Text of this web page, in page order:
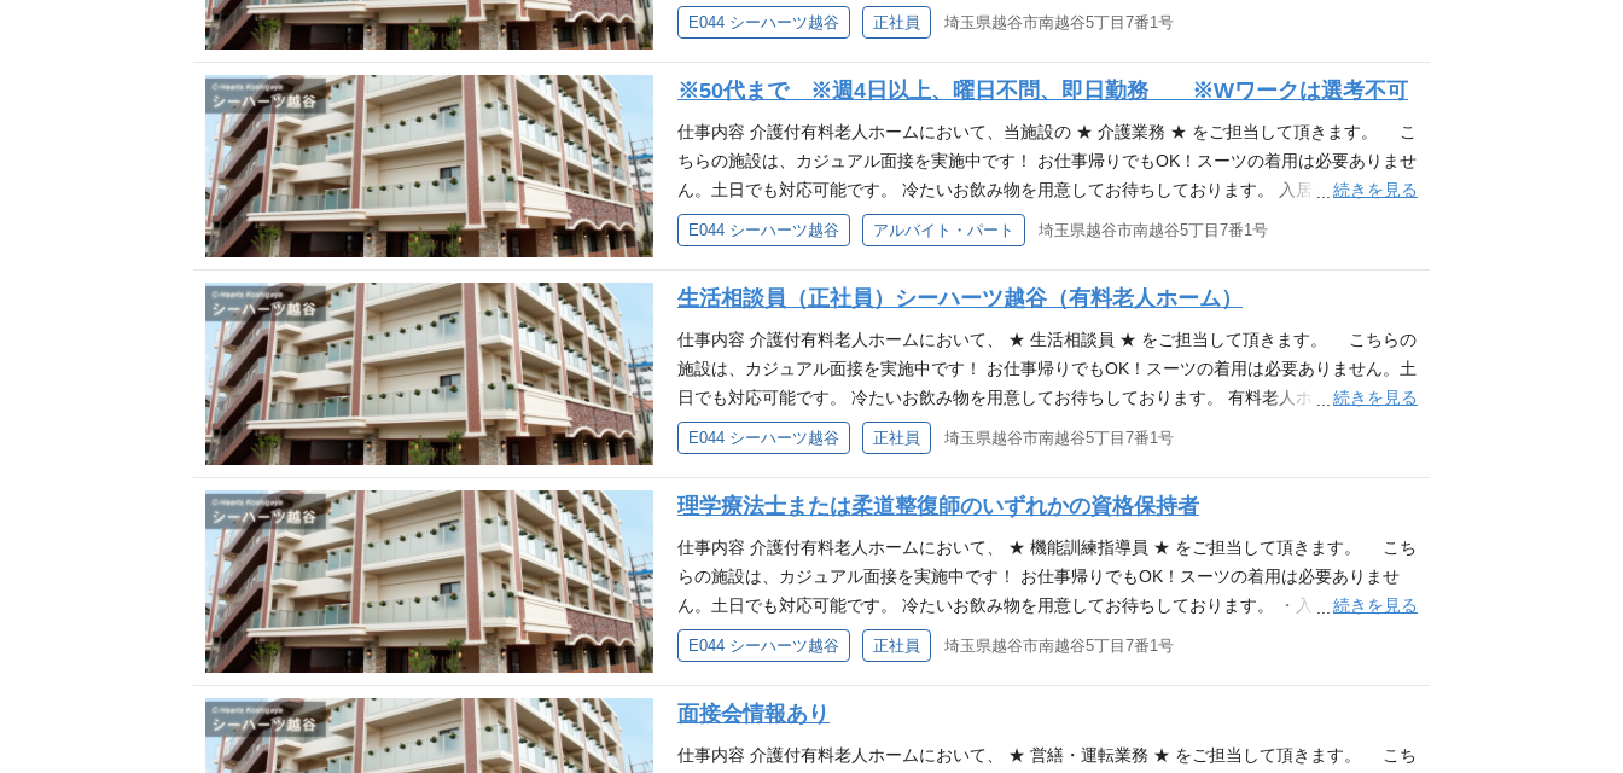
の生活を快適に過ごしていただくためのサポートをするのが主な業務です。 ・入浴、食事、排
せつなどの介助 ※入浴…入居者：12～20名／日 ＊スタッフ：3～4名 ・食事準備、清掃な
どの支援 ・アクティビティなどの余暇活動の支援 ・上記に付随する業務 ※施設定員：68名 ※
平均介護度：2.7（2024/8月時点） ※スタッフ体制：日勤10名／夜勤3名 応募資格 (1)ヘルパー２
級 (2)ヘルパー１級 (3)介護職員初任者研修 (4)介護職員実務者研修 (5)介護福祉士 (1)～(5)のいず
れかの資格をお持ちの方 ※無資格者の方も応相談可
E044 シーハーツ越谷 正社員 埼玉県越谷市南越谷5丁目7番1号
※50代まで ※週4日以上、曜日不問、即日勤務 ※Wワークは選考不可
仕事内容 介護付有料老人ホームにおいて、当施設の ★ 介護業務 ★ をご担当して頂きます。 こ
ちらの施設は、カジュアル面接を実施中です！ お仕事帰りでもOK！スーツの着用は必要ありませ
ん。土日でも対応可能です。 冷たいお飲み物を用意してお待ちしております。 入居者様が施設で
の生活を快適に過ごしていただくためのサポートをするのが主な業務です。 ・入浴、食事、排
せつなどの介助 ※入浴…入居者：12～20名／日 ＊スタッフ：3～4名 ・食事準備、清掃な
どの支援 ・アクティビティなどの余暇活動の支援 ・上記に付随する業務 ※施設定員：68名 ※
平均介護度：2.7（2024/8月時点） ※スタッフ体制：日勤10名／夜勤3名 応募資格 (1)ヘルパー２
級 (2)ヘルパー１級 (3)介護職員初任者研修 (4)介護職員実務者研修 (5)介護福祉士 (1)～(5)のいず
れかの資格をお持ちの方 ※無資格者の方も応相談可
続きを見る
E044 シーハーツ越谷 アルバイト・パート 埼玉県越谷市南越谷5丁目7番1号
生活相談員（正社員）シーハーツ越谷（有料老人ホーム）
仕事内容 介護付有料老人ホームにおいて、 ★ 生活相談員 ★ をご担当して頂きます。 こちらの
施設は、カジュアル面接を実施中です！ お仕事帰りでもOK！スーツの着用は必要ありません。土
日でも対応可能です。 冷たいお飲み物を用意してお待ちしております。 有料老人ホームの入居者
様の相談員業務をお願いいたします。 ・入居者様、家族様の相談、連絡窓口 ・渉外担当（病院、
居宅支援事業所との連絡、取引先との折衝） ・入居希望者見学対応 ・入居前準備（入居前アセス
メント、契約手続き、居室準備） ・イベントの企画実施 ・多職種間の連携調整 ※施設定員：6
8名 応募資格 (1)ヘルパー2級以上、社会福祉士、介護福祉士、介護支援専門員、社会福祉主事の
いずれか (2)普通自動車運転免許（AT限定可） (1)(2)の資格をお持ちの方
続きを見る
E044 シーハーツ越谷 正社員 埼玉県越谷市南越谷5丁目7番1号
理学療法士または柔道整復師のいずれかの資格保持者
仕事内容 介護付有料老人ホームにおいて、 ★ 機能訓練指導員 ★ をご担当して頂きます。 こち
らの施設は、カジュアル面接を実施中です！ お仕事帰りでもOK！スーツの着用は必要ありませ
ん。土日でも対応可能です。 冷たいお飲み物を用意してお待ちしております。 ・入居時、定期的
な機能評価 ・個別、集団リハビリプログラムの作成 ・個別、集団リハビリの実施 ・リハビリ、
健康体操マニュアル作成 ・アクティビティの支援 ・他職種のスタッフとの連携、助言 ・病
院での退院前の打合せ、スタッフへの指導 ・家屋評価、福祉用具、補装具の選定、在宅での訪問
リハビリなど ※施設定員：68名 ※平均介護度：2.7（2024/8月末時点） 応募資格 (1)理学療法士
(2)柔道整復師 (1)(2)のいずれかの資格をお持ちの方 ※パワーリハビリの経験者歓迎
続きを見る
E044 シーハーツ越谷 正社員 埼玉県越谷市南越谷5丁目7番1号
面接会情報あり
仕事内容 介護付有料老人ホームにおいて、 ★ 営繕・運転業務 ★ をご担当して頂きます。 こち